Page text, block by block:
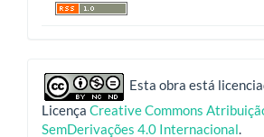
indexadores
Esta obra está
Licença Creative Commons
SemDerivações 4.0 Internacional.